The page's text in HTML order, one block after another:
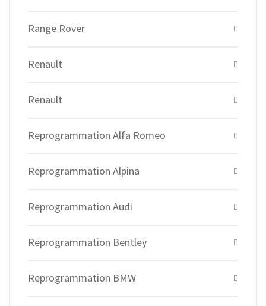
Range Rover
Renault
Renault
Reprogrammation Alfa Romeo
Reprogrammation Alpina
Reprogrammation Audi
Reprogrammation Bentley
Reprogrammation BMW